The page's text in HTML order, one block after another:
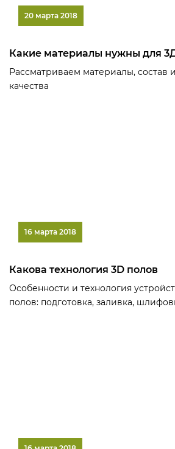
20 марта 2018
Какие материалы нужны для
Рассматриваем материалы, состав
качества
16 марта 2018
Какова технология 3D полов
Особенности и технология
полов: подготовка, заливка,